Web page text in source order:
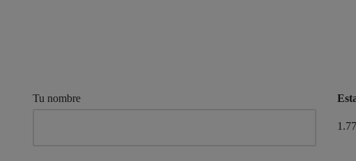
Tu nombre